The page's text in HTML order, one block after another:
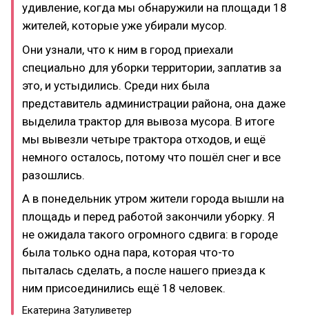
удивление, когда мы обнаружили на площади 18
жителей, которые уже убирали мусор.
Они узнали, что к ним в город приехали
специально для уборки территории, заплатив за
это, и устыдились. Среди них была
представитель администрации района, она даже
выделила трактор для вывоза мусора. В итоге
мы вывезли четыре трактора отходов, и ещё
немного осталось, потому что пошёл снег и все
разошлись.
А в понедельник утром жители города вышли на
площадь и перед работой закончили уборку. Я
не ожидала такого огромного сдвига: в городе
была только одна пара, которая что-то
пыталась сделать, а после нашего приезда к
ним присоединились ещё 18 человек.
Екатерина Затуливетер